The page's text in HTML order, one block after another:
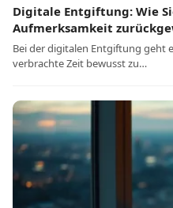
Digitale Entgiftung: Wie
Aufmerksamkeit
Bei der digitalen Entgiftung geht
verbrachte Zeit bewusst zu…